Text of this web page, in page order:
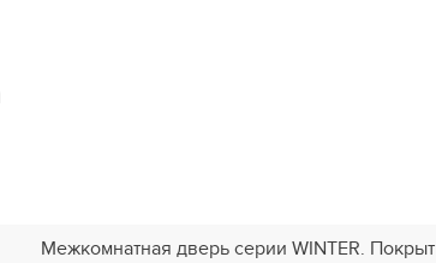
Межкомнатная дверь серии WINTER.